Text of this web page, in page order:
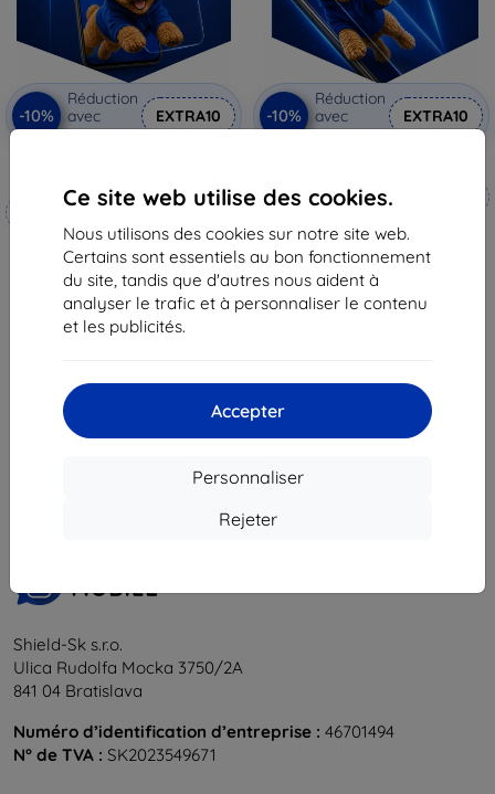
Ce site web utilise des cookies.
Nous utilisons des cookies sur notre site web.
Certains sont essentiels au bon fonctionnement
du site, tandis que d'autres nous aident à
analyser le trafic et à personnaliser le contenu
et les publicités.
Accepter
Personnaliser
Rejeter
-10%
Réduction
avec
coupon
EXTRA10
Fabriqué sur mesure
19,90 €
17,90 €
En stock > 5 pièces
-10%
Réduction
avec
coupon
EXTRA10
Fabriqué sur mesure
20,90 €
18,82 €
En stock 4 pièces
du total
Shield-Sk s.r.o.
Ulica Rudolfa Mocka 3750/2A
841 04 Bratislava
Numéro d’identification d’entreprise : 46701494
N° de TVA : SK2023549671